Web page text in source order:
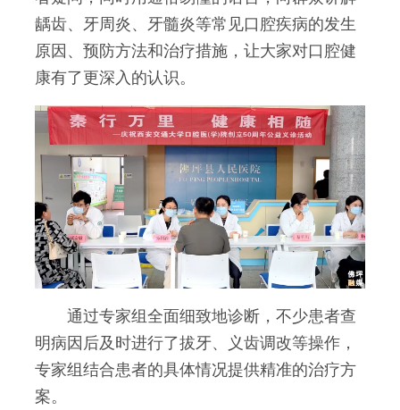
龋齿、牙周炎、牙髓炎等常见口腔疾病的发生
原因、预防方法和治疗措施，让大家对口腔健
康有了更深入的认识。
通过专家组全面细致地诊断，不少患者查
明病因后及时进行了拔牙、义齿调改等操作，
专家组结合患者的具体情况提供精准的治疗方
案。